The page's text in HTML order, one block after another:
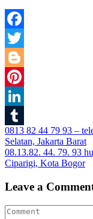
Facebook
Twitter
Blogger
Pinterest
LinkedIn
Tumblr
Post
navigation
0813 82 44 79 93 –
Selatan, Jakarta Barat
08.13.82. 44. 79. 93
Ciparigi, Kota Bogor
Leave a